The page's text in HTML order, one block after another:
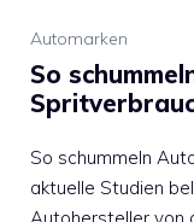
Automarken
So
So schummeln
aktuelle Studien